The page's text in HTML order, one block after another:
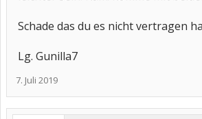
Schade das du es nicht vertragen
Lg. Gunilla7
7. Juli 2019